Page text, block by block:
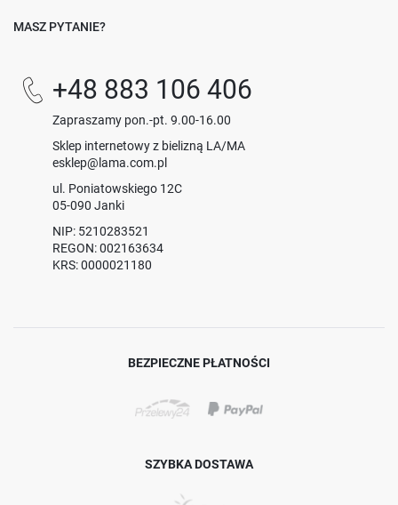
MASZ PYTANIE?
+48 883 106 406
Zapraszamy pon.-pt. 9.00-16.00
Sklep internetowy z bielizną LA/MA
esklep@lama.com.pl
ul. Poniatowskiego 12C
05-090 Janki
NIP: 5210283521
REGON: 002163634
KRS: 0000021180
BEZPIECZNE PŁATNOŚCI
SZYBKA DOSTAWA